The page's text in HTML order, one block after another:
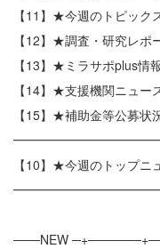
【11】★今週のトピック
【12】★調査・研究レポ
【13】★ミラサポplus情
【14】★支援機関ニュー
【15】★補助金等公募
【10】★今週のトップニ
───NEW